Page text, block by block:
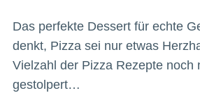
Das perfekte Dessert für echte
denkt, Pizza sei nur etwas
Vielzahl der Pizza Rezepte noch
gestolpert…